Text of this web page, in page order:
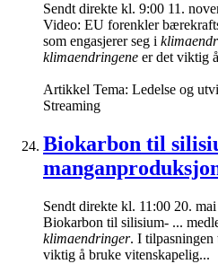
Sendt direkte kl. 9:00 11.
Video: EU forenkler
som engasjerer seg i
klimaendringene er det viktig
Artikkel Tema: Ledelse og
Streaming
Biokarbon til
Sendt direkte kl. 11:00 20.
Biokarbon til silisium- ...
klimaendringer. I tilpasningen
viktig å bruke vitenskapelig...